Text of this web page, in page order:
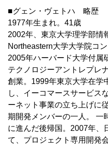
■グェン・ヴェトハ 略歴
1977年生まれ。41歳
2002年、東京大学理学部情
Northeastern大学大学院コ
2005年ハーバード大学付属
テクノロジーアントレプレ
創業。1999年東京大学在学
し、イーコマースサービス
ーネット事業の立ち上げに
期開発メンバーの一人。 一
に進んだ後帰国。2007年、
て、プロジェクト専用開発